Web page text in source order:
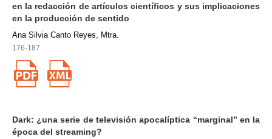
en la redacción de artículos científicos y sus implicaciones
en la producción de sentido
Ana Silvia Canto Reyes, Mtra.
176-187
Dark: ¿una serie de televisión apocalíptica “marginal” en la
época del streaming?